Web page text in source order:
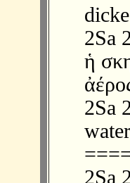
2Sa
ἡ
2Sa
2Sa